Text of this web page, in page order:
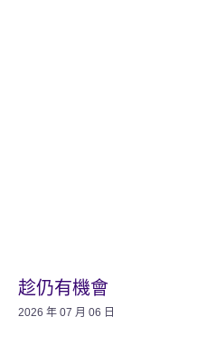
趁仍有機會
2026 年 07 月 06 日